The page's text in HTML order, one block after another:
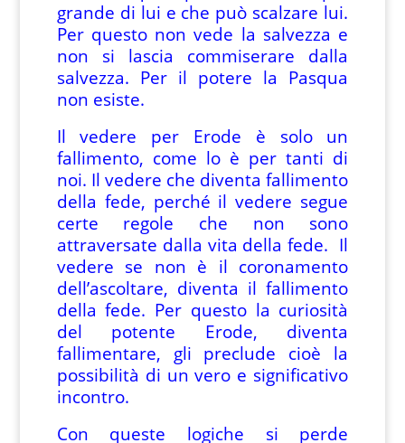
grande di lui e che può scalzare lui.
Per questo non vede la salvezza e
non si lascia commiserare dalla
salvezza. Per il potere la Pasqua
non esiste.
Il vedere per Erode è solo un
fallimento, come lo è per tanti di
noi. Il vedere che diventa fallimento
della fede, perché il vedere segue
certe regole che non sono
attraversate dalla vita della fede. Il
vedere se non è il coronamento
dell’ascoltare, diventa il fallimento
della fede. Per questo la curiosità
del potente Erode, diventa
fallimentare, gli preclude cioè la
possibilità di un vero e significativo
incontro.
Con queste logiche si perde